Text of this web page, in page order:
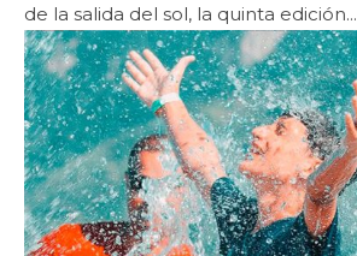
de la salida del sol, la quinta edición...